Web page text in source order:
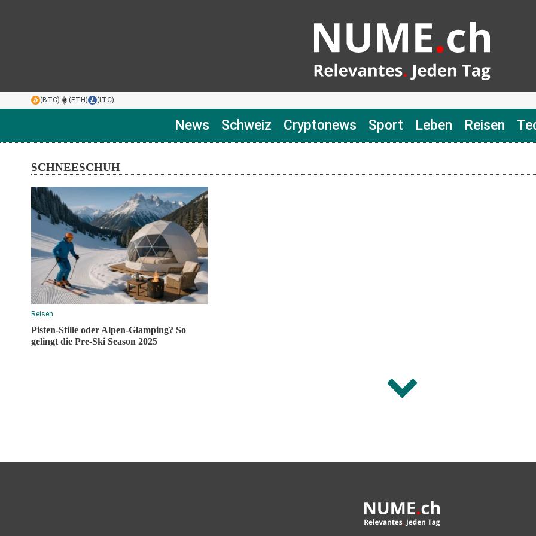
(BTC) (ETH) (LTC)
News Schweiz Cryptonews Sport Leben Reisen
SCHNEESCHUH
Reisen
Pisten-Stille oder Alpen-Glamping? So
gelingt die Pre-Ski Season 2025